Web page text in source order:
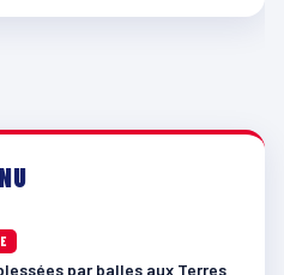
par balles aux Terres